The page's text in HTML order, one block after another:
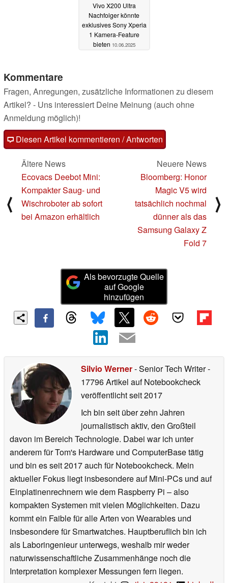
Vivo X200 Ultra
Nachfolger könnte
exklusives Sony Xperia
1 Kamera-Feature
bieten 10.06.2025
Kommentare
Fragen, Anregungen, zusätzliche Informationen zu diesem
Artikel? - Uns interessiert Deine Meinung (auch ohne
Anmeldung möglich)!
Diesen Artikel kommentieren / Antworten
⟨
Ältere News
Ecovacs Deebot Mini:
Kompakter Saug- und
Wischroboter ab sofort
bei Amazon erhältlich
Neuere News
Bloomberg: Honor
Magic V5 wird
tatsächlich nochmal
dünner als das
Samsung Galaxy Z
Fold 7
⟩
Als bevorzugte Quelle
auf Google
hinzufügen
Silvio Werner- Senior Tech Writer-
17796 Artikel auf Notebookcheck
veröffentlichtseit 2017
Ich bin seit über zehn Jahren
journalistisch aktiv, den Großteil
davon im Bereich Technologie. Dabei war ich unter
anderem für Tom's Hardware und ComputerBase tätig
und bin es seit 2017 auch für Notebookcheck. Mein
aktueller Fokus liegt insbesondere auf Mini-PCs und auf
Einplatinenrechnern wie dem Raspberry Pi – also
kompakten Systemen mit vielen Möglichkeiten. Dazu
kommt ein Faible für alle Arten von Wearables und
insbesondere für Smartwatches. Hauptberuflich bin ich
als Laboringenieur unterwegs, weshalb mir weder
naturwissenschaftliche Zusammenhänge noch die
Interpretation komplexer Messungen fern liegen.